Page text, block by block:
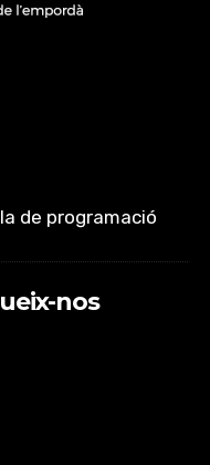
de programació
nos